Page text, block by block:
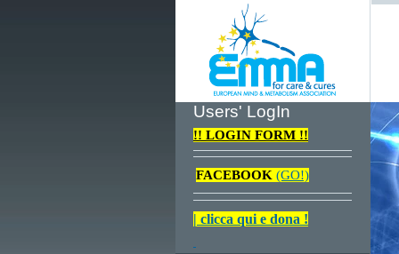
Users' LogIn
!! LOGIN FORM !!
FACEBOOK (GO!)
| clicca qui e dona !